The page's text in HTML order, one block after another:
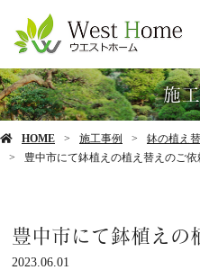
施
HOME 施工事例
鉢の植え替
豊中市にて鉢植えの植え替えのご依
豊中市にて鉢植えの
2023.06.01